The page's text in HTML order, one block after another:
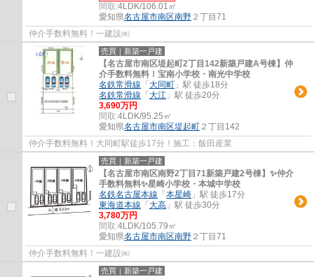
間取:4LDK/106.01㎡
愛知県名古屋市南区南野 ２丁目71
仲介手数料無料！一建設㈱
売買｜新築一戸建
【名古屋市南区堤起町2丁目142新築戸建A号棟】仲
介手数料無料！宝南小学校・南光中学校
名鉄常滑線 「 大同町 」駅 徒歩18分
名鉄常滑線 「 大江 」駅 徒歩20分
3,690万円
間取:4LDK/95.25㎡
愛知県名古屋市南区堤起町 ２丁目142
仲介手数料無料！大同町駅徒歩17分！施工：飯田産業
売買｜新築一戸建
【名古屋市南区南野2丁目71新築戸建2号棟】✨️仲介
手数料無料✨️星崎小学校・本城中学校
名鉄名古屋本線 「 本星崎 」駅 徒歩17分
東海道本線 「 大高 」駅 徒歩30分
3,780万円
間取:4LDK/105.79㎡
愛知県名古屋市南区南野 ２丁目71
仲介手数料無料！一建設㈱
売買｜新築一戸建